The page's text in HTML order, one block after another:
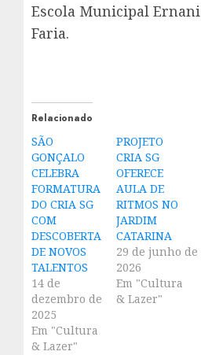
Escola Municipal Ernani
Faria.
Relacionado
SÃO
GONÇALO
CELEBRA
FORMATURA
DO CRIA SG
COM
DESCOBERTA
DE NOVOS
TALENTOS
14 de
dezembro de
2025
Em "Cultura
& Lazer"
PROJETO
CRIA SG
OFERECE
AULA DE
RITMOS NO
JARDIM
CATARINA
29 de junho de
2026
Em "Cultura
& Lazer"